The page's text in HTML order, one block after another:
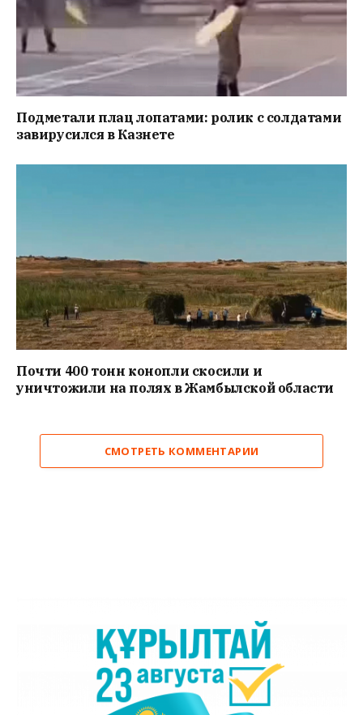
Подметали плац лопатами: ролик с солдатами
завирусился в Казнете
Почти 400 тонн конопли скосили и
уничтожили на полях в Жамбылской области
СМОТРЕТЬ КОММЕНТАРИИ